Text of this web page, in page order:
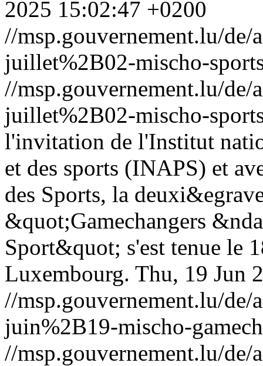
2025 15:02:47 +0200
//msp.gouvernement.lu/
juillet%2B02-mischo-
//msp.gouvernement.lu/
juillet%2B02-mischo-
l'invitation de l'Institut
et des sports (INAPS) et
des Sports, la
&quot;Gamechangers
Sport&quot; s'est tenue le
Luxembourg. Thu, 19 Jun
//msp.gouvernement.lu/
juin%2B19-mischo-
//msp.gouvernement.lu/